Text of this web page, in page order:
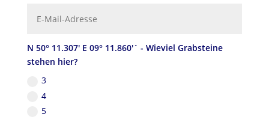
N 50° 11.307' E 09° 11.860'´ - Wieviel Grabsteine
stehen hier?
3
4
5